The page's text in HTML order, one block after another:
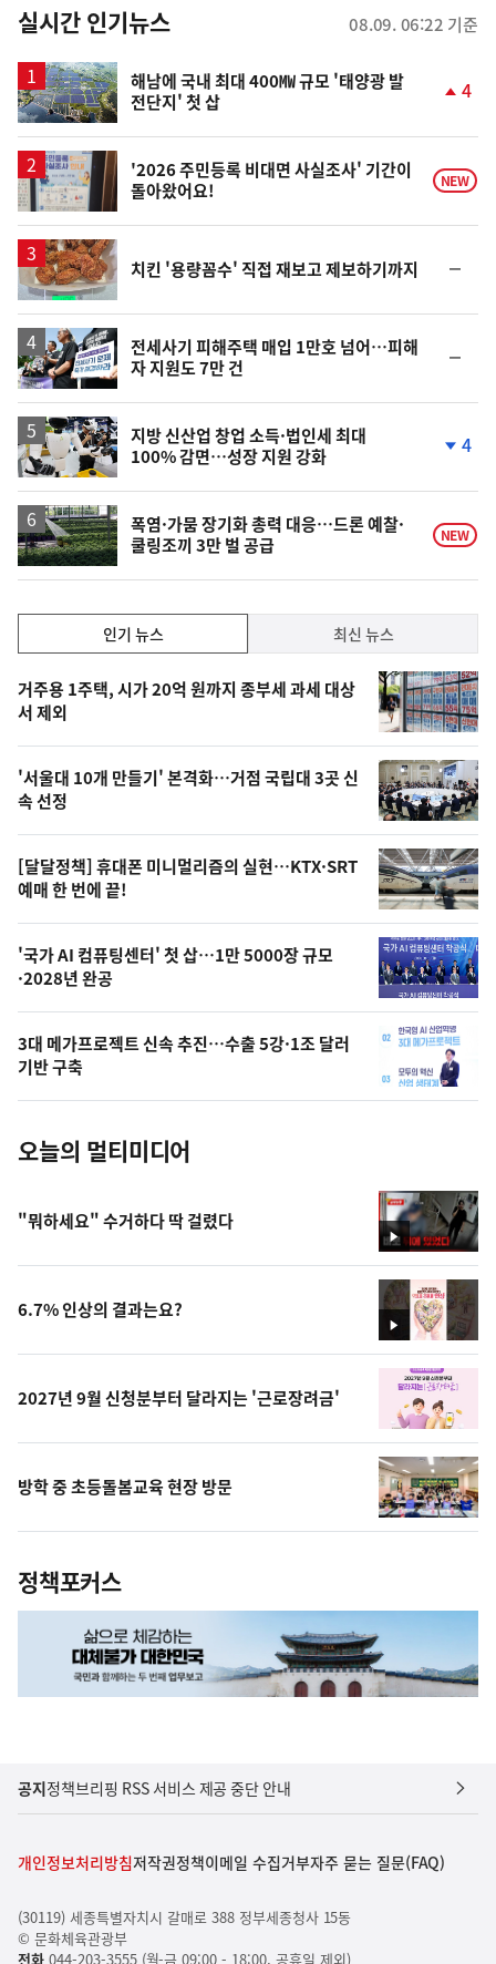
뉴
스
실시간 인기뉴스 08.09. 06:22 기준
해남에 국내 최대 400㎿ 규모 '태양광 발
전단지' 첫 삽
상
승
4
'2026 주민등록 비대면 사실조사' 기간이
돌아왔어요!
NEW
치킨 '용량꼼수' 직접 재보고 제보하기까지
일
전세사기 피해주택 매입 1만호 넘어…피해
자 지원도 7만 건
일
지방 신산업 창업 소득·법인세 최대
100% 감면…성장 지원 강화
하
락
4
폭염·가뭄 장기화 총력 대응…드론 예찰·
쿨링조끼 3만 벌 공급
NEW
기,
최
신,
오
늘
의
영
상
오
의
사
진
인기 뉴스 최신 뉴스
기
뉴
스
거주용 1주택, 시가 20억 원까지 종부세 과세 대상
서 제외
'서울대 10개 만들기' 본격화…거점 국립대 3곳 신
속 선정
[달달정책] 휴대폰 미니멀리즘의 실현…KTX·SRT
예매 한 번에 끝!
'국가 AI 컴퓨팅센터' 첫 삽…1만 5000장 규모
·2028년 완공
3대 메가프로젝트 신속 추진…수출 5강·1조 달러
기반 구축
오늘의 멀티미디어
영
상
"뭐하세요" 수거하다 딱 걸렸다
영
상
6.7% 인상의 결과는요?
2027년 9월 신청분부터 달라지는 '근로장려금'
방학 중 초등돌봄교육 현장 방문
정책포커스
공지정책브리핑 RSS 서비스 제공 중단 안내
개인정보처리방침저작권정책이메일 수집거부자주 묻는 질문(FAQ)
(30119) 세종특별자치시 갈매로 388 정부세종청사 15동
© 문화체육관광부
전화044-203-3555 (월-금 09:00 - 18:00, 공휴일 제외)